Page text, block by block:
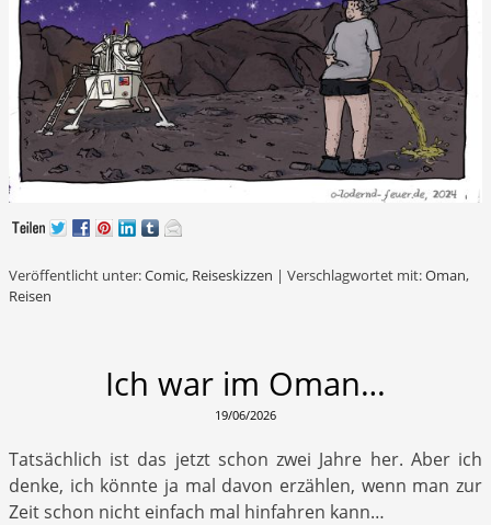
Veröffentlicht unter:Comic, Reiseskizzen | Verschlagwortet mit:Oman,
Reisen
Ich war im Oman…
19/06/2026
Tatsächlich ist das jetzt schon zwei Jahre her. Aber ich
denke, ich könnte ja mal davon erzählen, wenn man zur
Zeit schon nicht einfach mal hinfahren kann…